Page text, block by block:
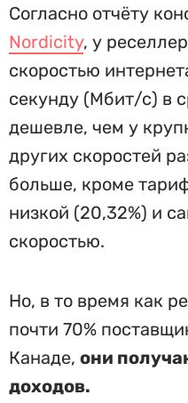
Согласно отчёту
Nordicity, у
скоростью
секунду (Мбит/с) в
дешевле, чем у
других скоростей
больше, кроме
низкой (20,32%) и
скоростью.
Но, в то время как
почти 70%
Канаде, они
доходов.